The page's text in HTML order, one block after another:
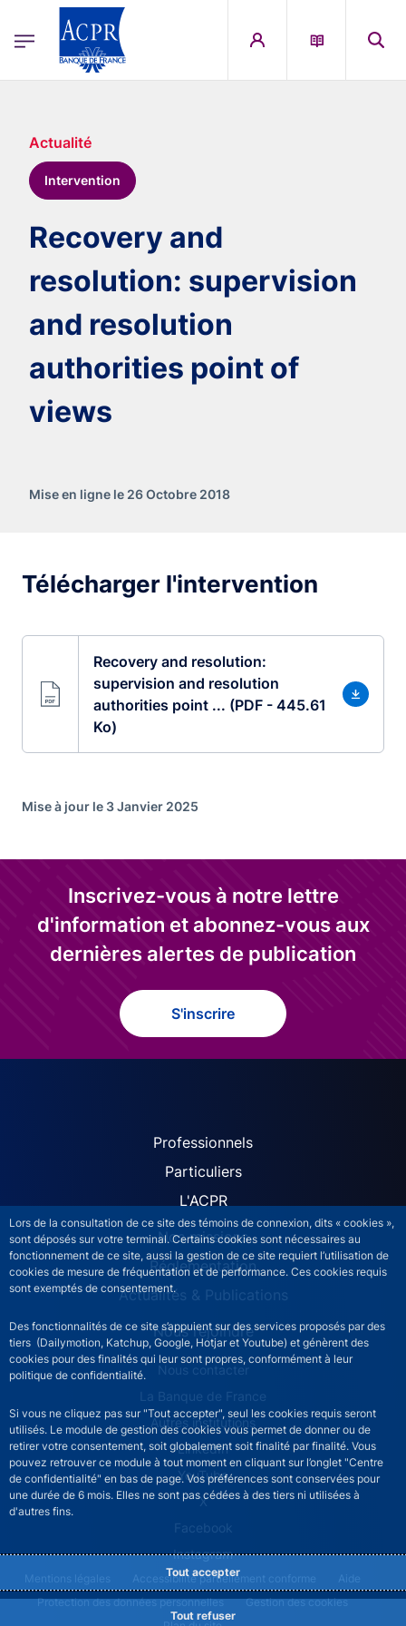
Lors de la consultation de ce site des témoins de connexion, dits « cookies »,
sont déposés sur votre terminal. Certains cookies sont nécessaires au
fonctionnement de ce site, aussi la gestion de ce site requiert l’utilisation de
cookies de mesure de fréquentation et de performance. Ces cookies requis
sont exemptés de consentement.
Des fonctionnalités de ce site s’appuient sur des services proposés par des
tiers (Dailymotion, Katchup, Google, Hotjar et Youtube) et génèrent des
cookies pour des finalités qui leur sont propres, conformément à leur
politique de confidentialité.
Si vous ne cliquez pas sur "Tout accepter", seul les cookies requis seront
utilisés. Le module de gestion des cookies vous permet de donner ou de
retirer votre consentement, soit globalement soit finalité par finalité. Vous
pouvez retrouver ce module à tout moment en cliquant sur l’onglet "Centre
de confidentialité" en bas de page. Vos préférences sont conservées pour
une durée de 6 mois. Elles ne sont pas cédées à des tiers ni utilisées à
d'autres fins.
Tout accepter
Tout refuser
ACPR Menu Principal (French)
Actualité
Intervention
Recovery and
resolution: supervision
and resolution
authorities point of
views
Mise en ligne le 26 Octobre 2018
Télécharger l'intervention
Recovery and resolution:
supervision and resolution
authorities point ... (PDF - 445.61
Ko)
Mise à jour le 3 Janvier 2025
Inscrivez-vous à notre lettre
d'information et abonnez-vous aux
dernières alertes de publication
S'inscrire
ACPR site navigation
Professionnels
Particuliers
L'ACPR
Nos missions
Réglementation
Actualités & Publications
Nous rejoindre
ACPR footer secondary menu (French)
Nous contacter
La Banque de France
Autres institutions
LinkedIn
YouTube
X
Facebook
Instagram
ACPR footer legal notice menu
Mentions légales Accessibilité partiellement conforme
Aide
Protection des données personnelles
Gestion des cookies